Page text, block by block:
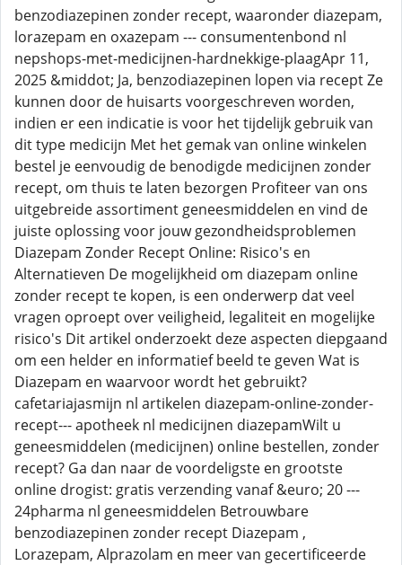
benzodiazepinen zonder recept, waaronder diazepam,
lorazepam en oxazepam --- consumentenbond nl
nepshops-met-medicijnen-hardnekkige-plaagApr 11,
2025 &middot; Ja, benzodiazepinen lopen via recept Ze
kunnen door de huisarts voorgeschreven worden,
indien er een indicatie is voor het tijdelijk gebruik van
dit type medicijn Met het gemak van online winkelen
bestel je eenvoudig de benodigde medicijnen zonder
recept, om thuis te laten bezorgen Profiteer van ons
uitgebreide assortiment geneesmiddelen en vind de
juiste oplossing voor jouw gezondheidsproblemen
Diazepam Zonder Recept Online: Risico's en
Alternatieven De mogelijkheid om diazepam online
zonder recept te kopen, is een onderwerp dat veel
vragen oproept over veiligheid, legaliteit en mogelijke
risico's Dit artikel onderzoekt deze aspecten diepgaand
om een helder en informatief beeld te geven Wat is
Diazepam en waarvoor wordt het gebruikt?
cafetariajasmijn nl artikelen diazepam-online-zonder-
recept--- apotheek nl medicijnen diazepamWilt u
geneesmiddelen (medicijnen) online bestellen, zonder
recept? Ga dan naar de voordeligste en grootste
online drogist: gratis verzending vanaf &euro; 20 ---
24pharma nl geneesmiddelen Betrouwbare
benzodiazepinen zonder recept Diazepam ,
Lorazepam, Alprazolam en meer van gecertificeerde